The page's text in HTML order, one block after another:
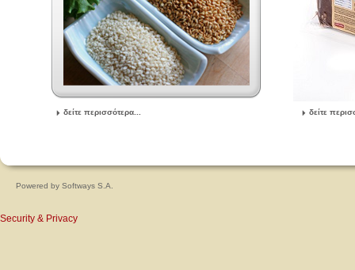
δείτε περισσότερα... δείτε
Powered by Softways S.A.
Security & Privacy